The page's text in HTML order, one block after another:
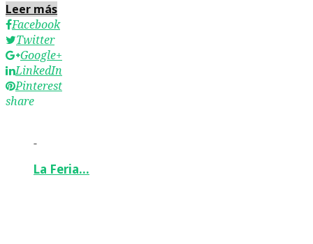
Leer más
Facebook
Twitter
Google+
LinkedIn
Pinterest
share
-
La Feria…